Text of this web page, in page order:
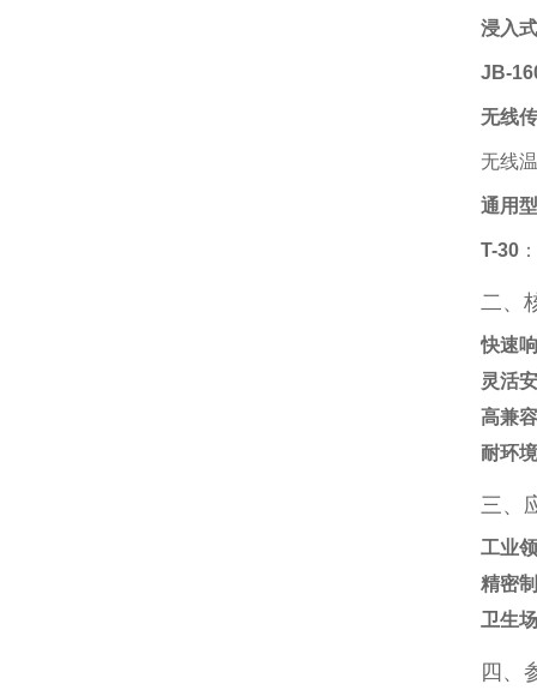
浸入
JB-
无线
无线
通用
T-30
二、
快速
灵活
高兼
耐环
三、
工业
精密
卫生
四、